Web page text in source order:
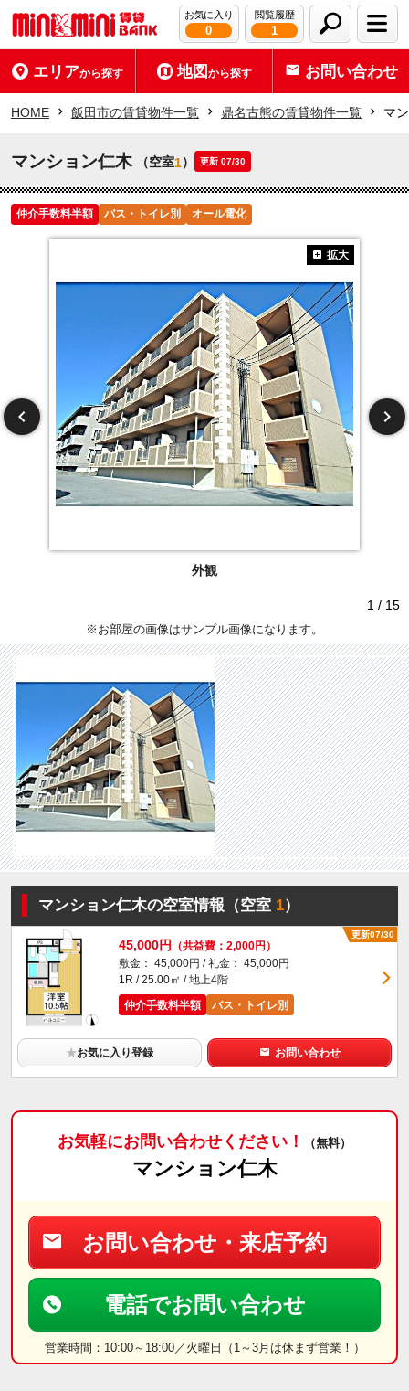
お気に入り
0
閲覧履歴
1
エリアから探す 地図から探す お問い合わせ
HOME 飯田市の賃貸物件一覧 鼎名古熊の賃貸物件一覧 マ
マンション仁木 （空室1） 更新 07/30
仲介手数料半額 バス・トイレ別 オール電化
外観
拡大
1 / 15
※お部屋の画像はサンプル画像になります。
マンション仁木の空室情報（空室1）
更新07/30
45,000円
（共益費：2,000円）
敷金： 45,000円 / 礼金： 45,000円
1R / 25.00㎡ / 地上4階
仲介手数料半額
バス・トイレ別
★お気に入り登録 お問い合わせ
お気軽にお問い合わせください！ （無料）
マンション仁木
お問い合わせ・来店予約
電話でお問い合わせ
営業時間：10:00～18:00／火曜日（1～3月は休まず営業！）